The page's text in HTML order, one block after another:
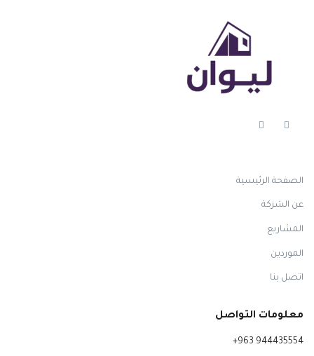
الصفحة الرئيسية
عن الشركة
المشاريع
الموردين
اتصل بنا
معلومات التواصل
+963 944435554